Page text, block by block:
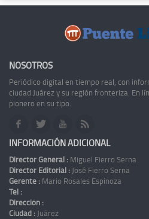
NOSOTROS
Periódico digital en tiempo real, con
ciudad Juárez y su región fronteriza. En
pionero en su tipo.
INFORMACIÓN ADICIONAL
Director General : Miguel Fierro Serna
Director Editorial : José Fierro Serna
Gerente : Mario Rosales Espinoza
Tel :
Dirección :
Ciudad : Juárez